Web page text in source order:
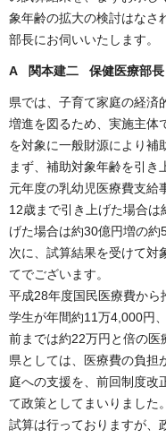
象年齢の拡大の検討はなさ
部長にお伺いいたします。
A 関本建二 保健医療部長
県では、子育て家庭の経済
増進を図るため、実施主体
を対象に一般財源により補
まず、補助対象年齢を引き
元年度の乳幼児医療費支給
12歳まで引き上げた場合
げた場合は約30億円増の約
次に、試算結果を受けて対
てでございます。
平成28年度国民医療費か
学生が年間約11万4,000円
前までは約22万円と倍の医
県としては、医療費の負担
庭への支援を、前回制度改
て政策としてまいりました。
試算は行っておりますが、